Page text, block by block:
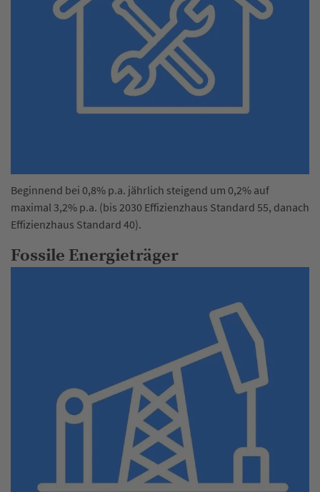
Beginnend bei 0,8% p.a. jährlich steigend um 0,2% auf
maximal 3,2% p.a. (bis 2030 Effizienzhaus Standard 55, danach
Effizienzhaus Standard 40).
Fossile Energieträger